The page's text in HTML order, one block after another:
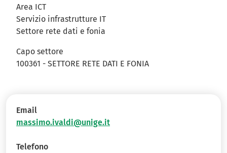
Area ICT
Servizio infrastrutture IT
Settore rete dati e fonia
Capo settore
100361 - SETTORE RETE DATI E FONIA
Email
massimo.ivaldi@unige.it
Telefono